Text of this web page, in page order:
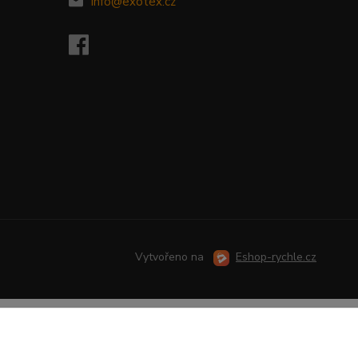
Vytvořeno na Eshop-rychle.cz